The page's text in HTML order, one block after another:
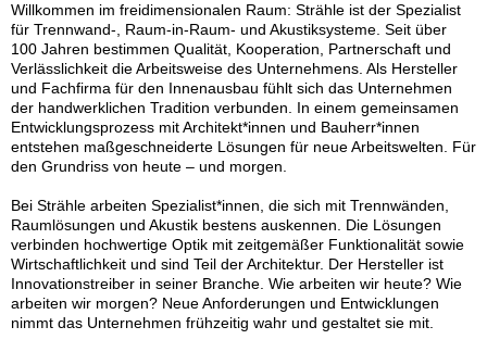
Willkommen im freidimensionalen Raum: Strähle ist der Spezialist
für Trennwand-, Raum-in-Raum- und Akustiksysteme. Seit über
100 Jahren bestimmen Qualität, Kooperation, Partnerschaft und
Verlässlichkeit die Arbeitsweise des Unternehmens. Als Hersteller
und Fachfirma für den Innenausbau fühlt sich das Unternehmen
der handwerklichen Tradition verbunden. In einem gemeinsamen
Entwicklungsprozess mit Architekt*innen und Bauherr*innen
entstehen maßgeschneiderte Lösungen für neue Arbeitswelten. Für
den Grundriss von heute – und morgen.
Bei Strähle arbeiten Spezialist*innen, die sich mit Trennwänden,
Raumlösungen und Akustik bestens auskennen. Die Lösungen
verbinden hochwertige Optik mit zeitgemäßer Funktionalität sowie
Wirtschaftlichkeit und sind Teil der Architektur. Der Hersteller ist
Innovationstreiber in seiner Branche. Wie arbeiten wir heute? Wie
arbeiten wir morgen? Neue Anforderungen und Entwicklungen
nimmt das Unternehmen frühzeitig wahr und gestaltet sie mit.